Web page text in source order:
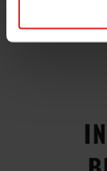
Wysyłka+2dni